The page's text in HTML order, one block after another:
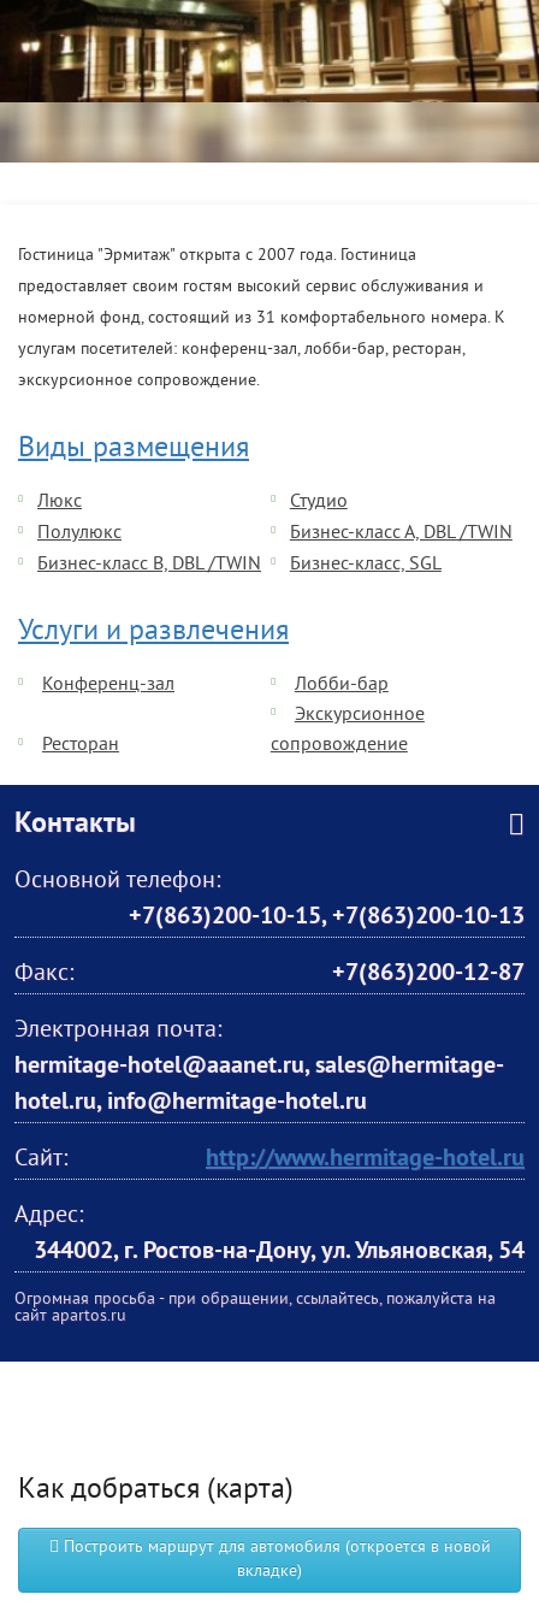
Гостиница "Эрмитаж" открыта с 2007 года. Гостиница
предоставляет своим гостям высокий сервис обслуживания и
номерной фонд, состоящий из 31 комфортабельного номера. К
услугам посетителей: конференц-зал, лобби-бар, ресторан,
экскурсионное сопровождение.
Виды размещения
Люкс
Студио
Полулюкс
Бизнес-класс А, DBL /TWIN
Бизнес-класс В, DBL /TWIN
Бизнес-класс, SGL
Услуги и развлечения
Конференц-зал Лобби-бар
Ресторан
Экскурсионное
сопровождение
Контакты
Основной телефон:
+7(863)200-10-15,+7(863)200-10-13
Факс:
+7(863)200-12-87
Электронная почта:
hermitage-hotel@aaanet.ru, sales@hermitage-
hotel.ru, info@hermitage-hotel.ru
Сайт:
http://www.hermitage-hotel.ru
Адрес:
344002, г. Ростов-на-Дону, ул. Ульяновская, 54
Огромная просьба - при обращении, ссылайтесь, пожалуйста на
сайт apartos.ru
Как добраться (карта)
Построить маршрут для автомобиля (откроется в новой
вкладке)